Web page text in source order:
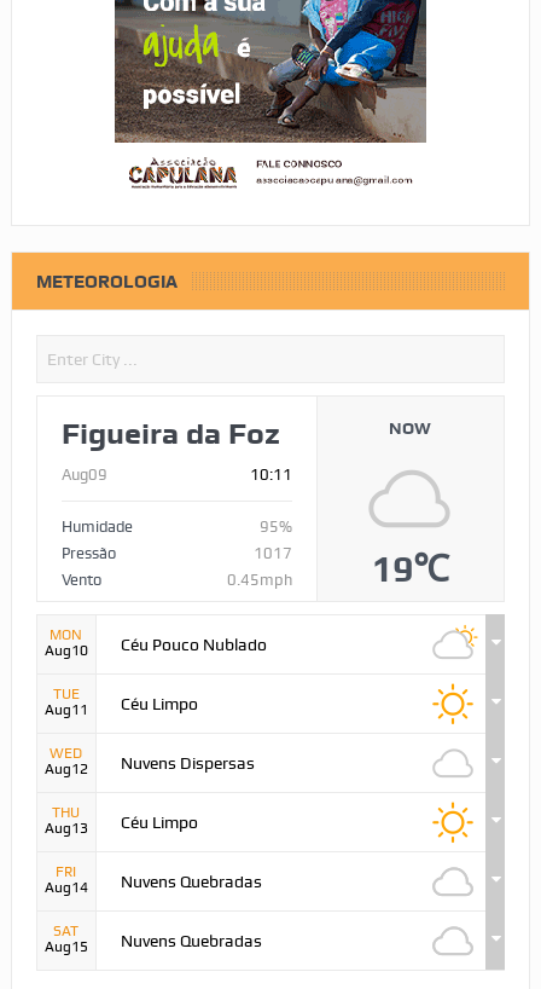
METEOROLOGIA
Figueira da Foz
Aug09 10:11
Humidade
95%
Pressão
1017
Vento
0.45mph
NOW
19℃
MON
Aug10
Céu Pouco Nublado
TUE
Aug11
Céu Limpo
WED
Aug12
Nuvens Dispersas
THU
Aug13
Céu Limpo
FRI
Aug14
Nuvens Quebradas
SAT
Aug15
Nuvens Quebradas